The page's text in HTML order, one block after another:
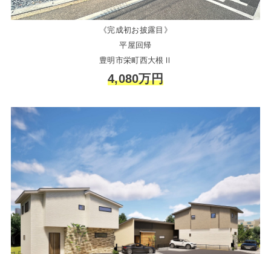
《完成初お披露目》
平屋回帰
豊明市栄町西大根Ⅱ
4,080万円